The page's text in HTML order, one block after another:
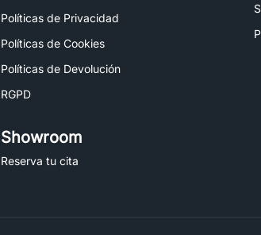
Políticas de Privacidad
Políticas de Cookies
Políticas de Devolución
RGPD
Showroom
Reserva tu cita